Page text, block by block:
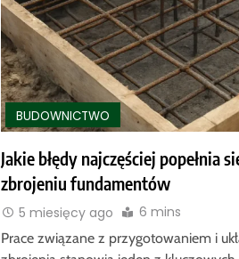
BUDOWNICTWO
Jakie błędy najczęściej popełnia
zbrojeniu fundamentów
5 miesięcy ago 6 mins
Prace związane z przygotowaniem i